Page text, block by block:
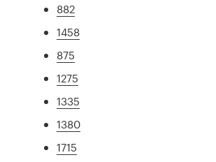
882
1458
875
1275
1335
1380
1715